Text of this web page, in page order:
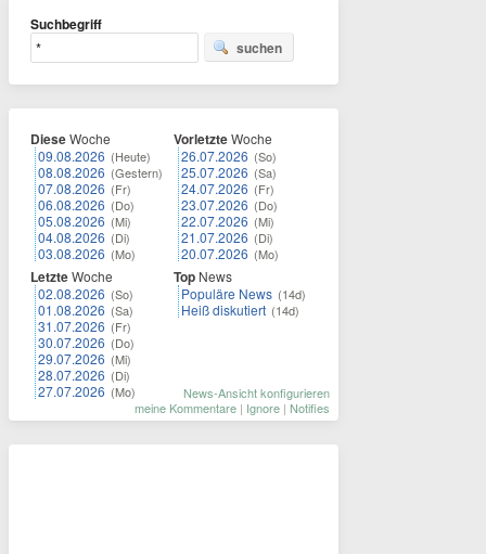
Suchbegriff
suchen
DieseWoche
09.08.2026 (Heute)
08.08.2026 (Gestern)
07.08.2026 (Fr)
06.08.2026 (Do)
05.08.2026 (Mi)
04.08.2026 (Di)
03.08.2026 (Mo)
LetzteWoche
02.08.2026 (So)
01.08.2026 (Sa)
31.07.2026 (Fr)
30.07.2026 (Do)
29.07.2026 (Mi)
28.07.2026 (Di)
27.07.2026 (Mo)
VorletzteWoche
26.07.2026 (So)
25.07.2026 (Sa)
24.07.2026 (Fr)
23.07.2026 (Do)
22.07.2026 (Mi)
21.07.2026 (Di)
20.07.2026 (Mo)
Top News
Populäre News (14d)
Heiß diskutiert (14d)
News-Ansicht konfigurieren
meine Kommentare | Ignore | Notifies